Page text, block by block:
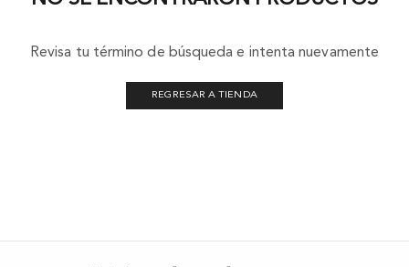
Revisa tu término de búsqueda e intenta nuevamente
REGRESAR A TIENDA